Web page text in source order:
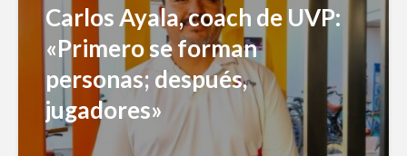
Carlos Ayala, coach de UVP:
«Primero se forman
personas; después,
jugadores»